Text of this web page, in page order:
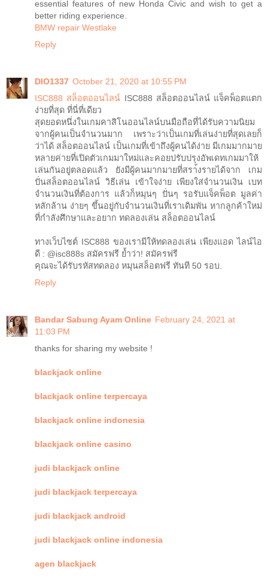
essential features of new Honda Civic and wish to get a
better riding experience.
BMW repair Westlake
Reply
DIO1337 October 21, 2020 at 10:55 PM
ISC888 สล็อตออนไลน์ ISC888 สล็อตออนไลน์ แจ็คพ็อตแตก
ง่ายที่สุด ที่นี่ที่เดียว
สุดยอดหนึ่งในเกมคาสิโนออนไลน์บนมือถือที่ได้รับความนิยม
จากผู้คนเป็นจำนวนมาก เพราะว่าเป็นเกมที่เล่นง่ายที่สุดเลยก็
ว่าได้ สล็อตออนไลน์ เป็นเกมที่เข้าถึงผู้คนได้ง่าย มีเกมมากมาย
หลายค่ายที่เปิดตัวเกมมาใหม่และคอยปรับปรุงอัพเดทเกมมาให้
เล่นกันอยู่ตลอดแล้ว ยังมีผู้คนมากมายที่สรา้งรายได้จาก เกม
ปั่นสล็อตออนไลน์ วิธีเล่น เข้าใจง่าย เพียงใส่จำนวนเงิน เบท
จำนวนเงินที่ต้องการ แล้วก็หมุนๆ ปั่นๆ รอรับแจ็คพ็อต มูลค่า
หลักล้าน ง่ายๆ ขึ้นอยู่กับจำนวนเงินที่เราเดิมพัน หากลูกค้าใหม่
ที่กำลังศึกษาและอยาก ทดลองเล่น สล็อตออนไลน์
ทางเว็บไซต์ ISC888 ของเรามีให้ทดลองเล่น เพียงแอด ไลน์ไอ
ดี : @isc888s สมัครฟรี ย้ำว่า! สมัครฟรี
คุณจะได้รับรหัสทดลอง หมุนสล็อตฟรี ทันที 50 รอบ.
Reply
Bandar Sabung Ayam Online February 24, 2021 at
11:03 PM
thanks for sharing my website !
blackjack online
blackjack online terpercaya
blackjack online indonesia
blackjack online casino
judi blackjack online
judi blackjack terpercaya
judi blackjack android
judi blackjack online indonesia
agen blackjack